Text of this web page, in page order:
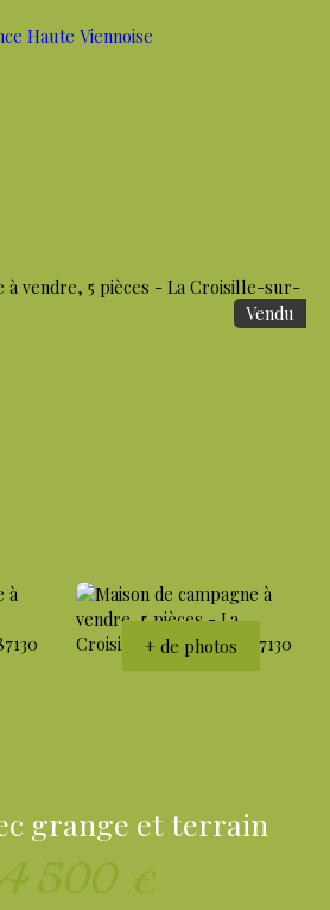
Vendu
+ de photos
grange et terrain
500 €